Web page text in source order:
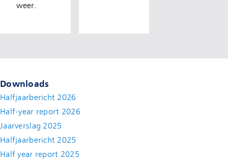
weer.
Downloads
Halfjaarbericht 2026
Half-year report 2026
Jaarverslag 2025
Halfjaarbericht 2025
Half year report 2025